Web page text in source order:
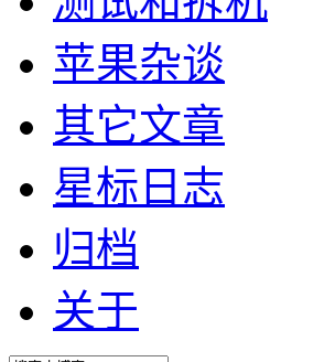
苹果杂谈
其它文章
星标日志
归档
关于